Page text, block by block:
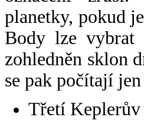
planetky, pokud
Body lze
zohledněn sklon
se pak počítají
Třetí Keplerův